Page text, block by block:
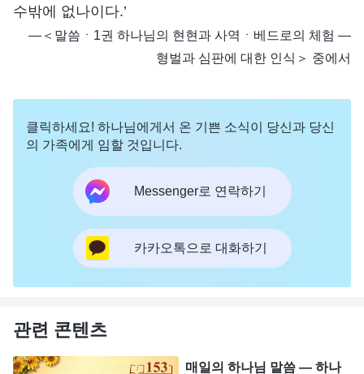
수밖에 없나이다.’
―＜말씀ㆍ1권 하나님의 현현과 사역ㆍ베드로의 체험 ―
형벌과 심판에 대한 인식＞ 중에서
클릭하세요! 하나님에게서 온 기쁜 소식이 당신과 당신
의 가족에게 임할 것입니다.
Messenger로 연락하기
카카오톡으로 대화하기
관련 콘텐츠
매일의 하나님 말씀 ― 하나